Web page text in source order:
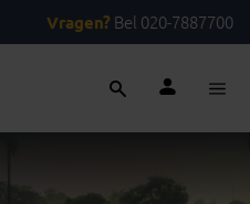
Vragen? Bel 020-7887700